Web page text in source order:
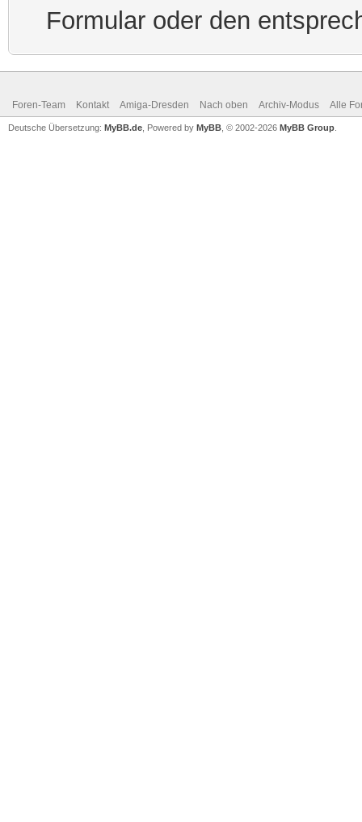
Formular oder den
Foren-Team Kontakt Amiga-Dresden Nach oben Archiv-Modus Alle
Deutsche Übersetzung: MyBB.de , Powered by MyBB , © 2002-2026 MyBB Group